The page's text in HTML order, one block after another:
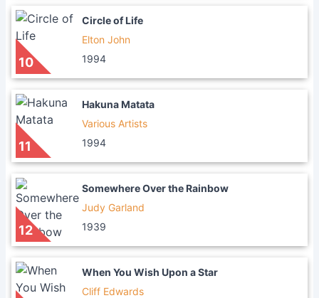
10
Circle of Life
Elton John
1994
11
Hakuna Matata
Various Artists
1994
12
Somewhere Over the Rainbow
Judy Garland
1939
When You Wish Upon a Star
Cliff Edwards